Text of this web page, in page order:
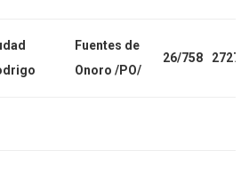
Fuentes de
Onoro /PO/
26/758 2727